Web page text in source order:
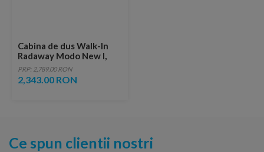
Cabina de dus Walk-In
Radaway Modo New I,
130x200 cm, sticla
transparenta
PRP: 2,789.00 RON
2,343.00 RON
Ce spun clientii nostri